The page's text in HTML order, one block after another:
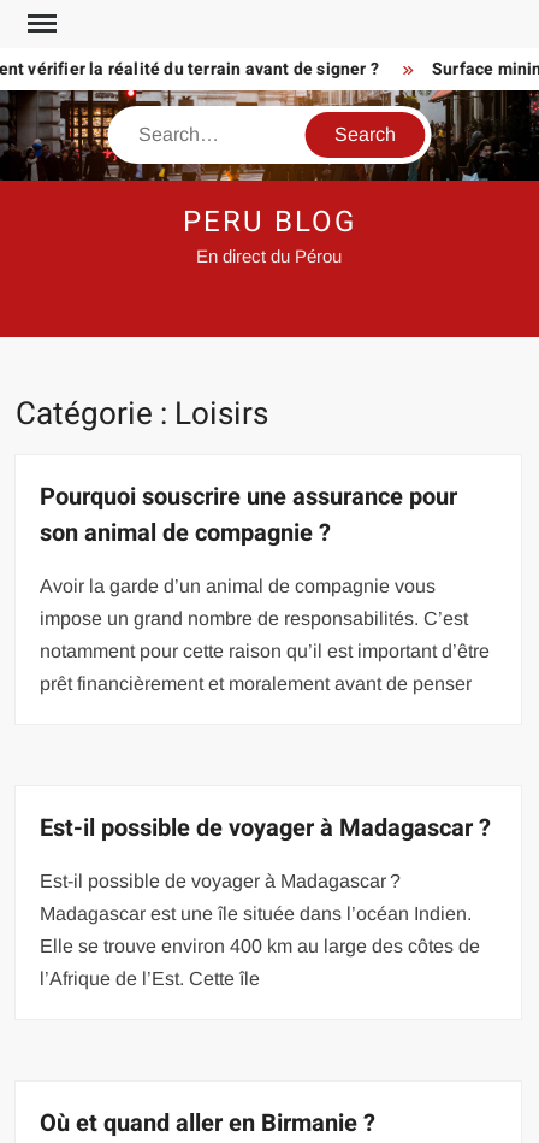
Skip
contentla réalité du terrain avant de signer ? Surface
Search
PERU BLOG
En direct du Pérou
Catégorie : Loisirs
Pourquoi souscrire une assurance pour
son animal de compagnie ?
Avoir la garde d’un animal de compagnie vous
impose un grand nombre de responsabilités. C’est
notamment pour cette raison qu’il est important d’être
prêt financièrement et moralement avant de penser
Est-il possible de voyager à Madagascar ?
Est-il possible de voyager à Madagascar ?
Madagascar est une île située dans l’océan Indien.
Elle se trouve environ 400 km au large des côtes de
l’Afrique de l’Est. Cette île
Où et quand aller en Birmanie ?